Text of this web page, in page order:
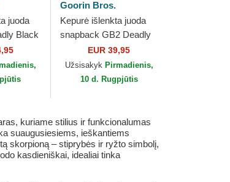
juoda
Black
Bros.
Goorin Bros.
Kepurė išlenkta juoda
snapback GB2 Deadly
Scorp The Rocker The
Farm Goorin Bros.
EUR 39,95
Užsisakyk Pirmadienis,
10 d. Rugpjūtis
kuriame stilius ir funkcionalumas
suaugusiesiems, ieškantiems
skorpioną – stiprybės ir ryžto simbolį,
kasdieniškai, idealiai tinka